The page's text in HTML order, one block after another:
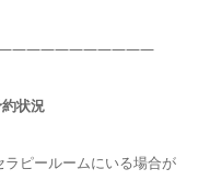
状況
ピールームにいる場合が